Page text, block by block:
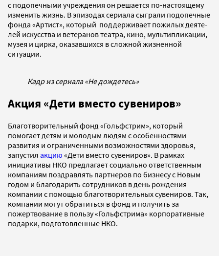
с подопечными учреждения он решается по-настоящему
изменить жизнь. В эпизодах сериала сыграли подопечные
фонда «Артист», который поддерживает пожилых де­я­те­
лей ис­кус­ства и ветеранов те­ат­ра, ки­но, мультипликации,
музея и цирка, оказавшихся в сложной жизненной
ситуации.
Кадр из сериала «Не дождетесь»
Акция «Дети вместо сувениров»
Благотворительный фонд «Гольфстрим», который
помогает детям и молодым людям с особенностями
развития и ограниченными возможностями здоровья,
запустил акцию «Дети вместо сувениров». В рамках
инициативы НКО предлагает социально ответственным
компаниям поздравлять партнеров по бизнесу с Новым
годом и благодарить сотрудников в день рождения
компании с помощью благотворительных сувениров. Так,
компании могут обратиться в фонд и получить за
пожертвование в пользу «Гольфстрима» корпоративные
подарки, подготовленные НКО.